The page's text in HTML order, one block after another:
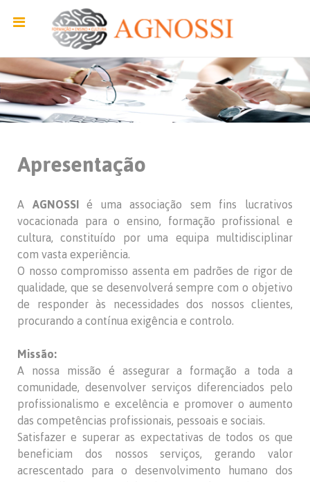
Apresentação
A AGNOSSIé uma associação sem fins lucrativos
vocacionada para o ensino, formação profissional e
cultura, constituído por uma equipa multidisciplinar
com vasta experiência.
O nosso compromisso assenta em padrões de rigor de
qualidade, que se desenvolverá sempre com o objetivo
de responder às necessidades dos nossos clientes,
procurando a contínua exigência e controlo.
Missão:
A nossa missão é assegurar a formação a toda a
comunidade, desenvolver serviços diferenciados pelo
profissionalismo e excelência e promover o aumento
das competências profissionais, pessoais e sociais.
Satisfazer e superar as expectativas de todos os que
beneficiam dos nossos serviços, gerando valor
acrescentado para o desenvolvimento humano dos